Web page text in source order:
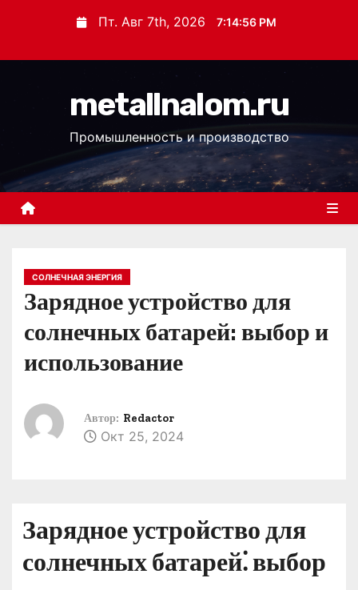
с
Пт. Авг 7th, 2026 7:14:57 PM
metallnalom.ru
Промышленность и производство
СОЛНЕЧНАЯ ЭНЕРГИЯ
Зарядное устройство для
солнечных батарей: выбор и
использование
Автор: Redactor
Окт 25, 2024
Зарядное устройство для
солнечных батарей⁚ выбор